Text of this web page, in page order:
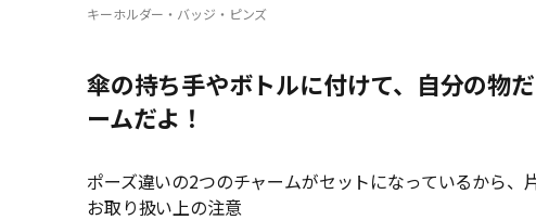
キーホルダー・バッジ・ピンズ
傘の持ち手やボトルに付けて、自分の物
ームだよ！
ポーズ違いの2つのチャームがセットになっているから、
お取り扱い上の注意